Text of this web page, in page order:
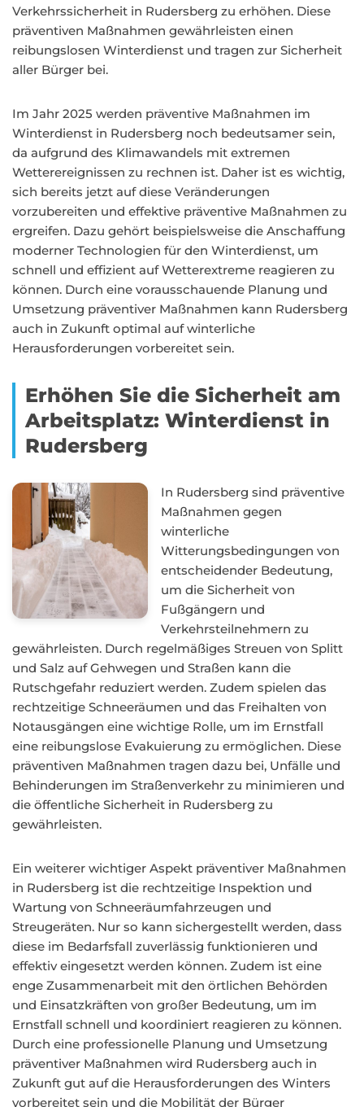
Verkehrssicherheit in Rudersberg zu erhöhen. Diese
präventiven Maßnahmen gewährleisten einen
reibungslosen Winterdienst und tragen zur Sicherheit
aller Bürger bei.
Im Jahr 2025 werden präventive Maßnahmen im
Winterdienst in Rudersberg noch bedeutsamer sein,
da aufgrund des Klimawandels mit extremen
Wetterereignissen zu rechnen ist. Daher ist es wichtig,
sich bereits jetzt auf diese Veränderungen
vorzubereiten und effektive präventive Maßnahmen zu
ergreifen. Dazu gehört beispielsweise die Anschaffung
moderner Technologien für den Winterdienst, um
schnell und effizient auf Wetterextreme reagieren zu
können. Durch eine vorausschauende Planung und
Umsetzung präventiver Maßnahmen kann Rudersberg
auch in Zukunft optimal auf winterliche
Herausforderungen vorbereitet sein.
Erhöhen Sie die Sicherheit am
Arbeitsplatz: Winterdienst in
Rudersberg
In Rudersberg sind präventive
Maßnahmen gegen
winterliche
Witterungsbedingungen von
entscheidender Bedeutung,
um die Sicherheit von
Fußgängern und
Verkehrsteilnehmern zu
gewährleisten. Durch regelmäßiges Streuen von Splitt
und Salz auf Gehwegen und Straßen kann die
Rutschgefahr reduziert werden. Zudem spielen das
rechtzeitige Schneeräumen und das Freihalten von
Notausgängen eine wichtige Rolle, um im Ernstfall
eine reibungslose Evakuierung zu ermöglichen. Diese
präventiven Maßnahmen tragen dazu bei, Unfälle und
Behinderungen im Straßenverkehr zu minimieren und
die öffentliche Sicherheit in Rudersberg zu
gewährleisten.
Ein weiterer wichtiger Aspekt präventiver Maßnahmen
in Rudersberg ist die rechtzeitige Inspektion und
Wartung von Schneeräumfahrzeugen und
Streugeräten. Nur so kann sichergestellt werden, dass
diese im Bedarfsfall zuverlässig funktionieren und
effektiv eingesetzt werden können. Zudem ist eine
enge Zusammenarbeit mit den örtlichen Behörden
und Einsatzkräften von großer Bedeutung, um im
Ernstfall schnell und koordiniert reagieren zu können.
Durch eine professionelle Planung und Umsetzung
präventiver Maßnahmen wird Rudersberg auch in
Zukunft gut auf die Herausforderungen des Winters
vorbereitet sein und die Mobilität der Bürger